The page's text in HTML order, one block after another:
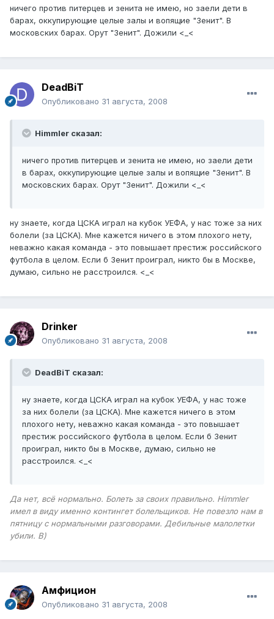
ничего против питерцев и зенита не имею, но заели дети в
барах, оккупирующие целые залы и вопящие "Зенит". В
московских барах. Орут "Зенит". Дожили <_<
DeadBiT
Опубликовано 31 августа, 2008
Himmler сказал:
ничего против питерцев и зенита не имею, но заели дети
в барах, оккупирующие целые залы и вопящие "Зенит". В
московских барах. Орут "Зенит". Дожили <_<
ну знаете, когда ЦСКА играл на кубок УЕФА, у нас тоже за них
болели (за ЦСКА). Мне кажется ничего в этом плохого нету,
неважно какая команда - это повышает престиж российского
футбола в целом. Если б Зенит проиграл, никто бы в Москве,
думаю, сильно не расстроился. <_<
Drinker
Опубликовано 31 августа, 2008
DeadBiT сказал:
ну знаете, когда ЦСКА играл на кубок УЕФА, у нас тоже
за них болели (за ЦСКА). Мне кажется ничего в этом
плохого нету, неважно какая команда - это повышает
престиж российского футбола в целом. Если б Зенит
проиграл, никто бы в Москве, думаю, сильно не
расстроился. <_<
Да нет, всё нормально. Болеть за своих правильно. Himmler
имел в виду именно контингет болельщиков. Не повезло нам в
пятницу с нормальными разговорами. Дебильные малолетки
убили. В)
Амфицион
Опубликовано 31 августа, 2008